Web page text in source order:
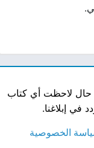
لاحظت أي كتاب
في إبلاغنا.
الخصوصية